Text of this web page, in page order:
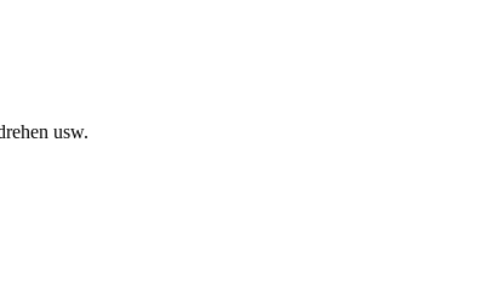
usw.